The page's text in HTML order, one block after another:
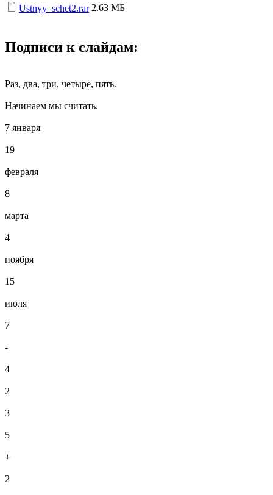
Ustnyy_schet2.rar 2.63 МБ
Подписи к слайдам:
Раз, два, три, четыре, пять.
Начинаем мы считать.
7 января
19
февраля
8
марта
4
ноября
15
июля
7
-
4
2
3
5
+
2